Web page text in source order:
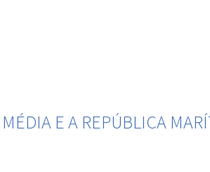
E A REPÚBLICA